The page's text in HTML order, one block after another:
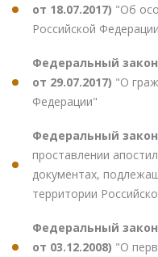
от 18.07.2017) "Об
Российской
Федеральный закон
от 29.07.2017) "О
Федерации"
Федеральный закон
проставлении
документах,
территории
Федеральный закон
от 03.12.2008) "О